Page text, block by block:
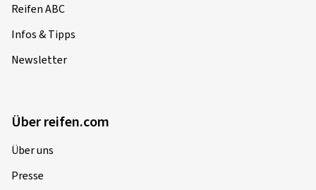
Reifen ABC
Infos & Tipps
Newsletter
Über reifen.com
Über uns
Presse